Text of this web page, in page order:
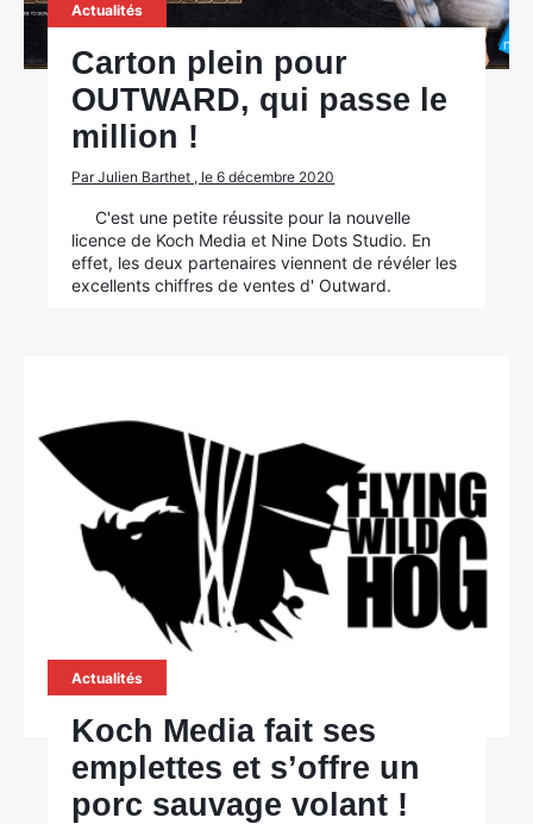
Actualités
Carton plein pour
OUTWARD, qui passe le
million !
Par Julien Barthet , le 6 décembre 2020
C'est une petite réussite pour la nouvelle
licence de Koch Media et Nine Dots Studio. En
effet, les deux partenaires viennent de révéler les
excellents chiffres de ventes d' Outward.
Actualités
Koch Media fait ses
emplettes et s’offre un
porc sauvage volant !